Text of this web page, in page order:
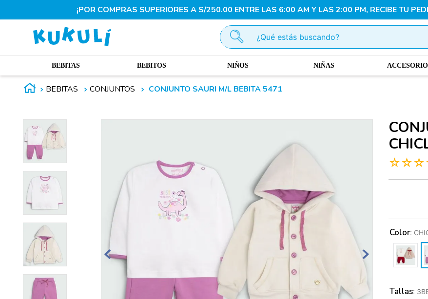
¡POR COMPRAS SUPERIORES A S/250.00 ENTRE LAS 6:00 AM Y LAS 2:00 PM, RECIBE TU
¿Qué estás buscando?
BEBITAS BEBITOS NIÑOS NIÑAS
BEBITAS CONJUNTOS CONJUNTO SAURI M/L BEBITA 5471
☆☆☆
Tallas:
Color: